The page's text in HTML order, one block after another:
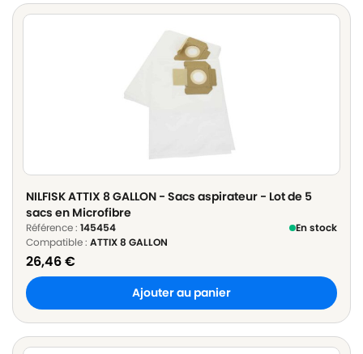
NILFISK ATTIX 8 GALLON - Sacs aspirateur - Lot de 5
sacs en Microfibre
Référence : 145454
En stock
Compatible : ATTIX 8 GALLON
26,46€
Ajouter au panier